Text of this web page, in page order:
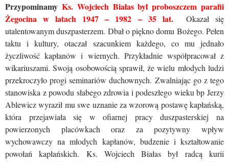
Przypominamy Ks. Wojciech Białas był proboszczem parafii
Żegocina w latach 1947 – 1982 – 35 lat.
Okazał się
utalentowanym duszpasterzem. Dbał o piękno domu Bożego. Pełen
taktu i kultury, otaczał szacunkiem każdego, co mu jednało
życzliwość kapłanów i wiernych. Przykładnie współpracował z
wikariuszami. Swoją osobowością sprawił, że wielu młodych ludzi
przekroczyło progi seminariów duchownych. Zwalniając go z tego
stanowiska z powodu słabego zdrowia i podeszłego wieku bp Jerzy
Ablewicz wyraził mu swe uznanie za wzorową postawę kapłańską,
która przejawiała się w ofiarnej pracy duszpasterskiej na
powierzonych placówkach oraz za pozytywny wpływ
wychowawczy na młodych kapłanów, budzenie i kształtowanie
powołań kapłańskich. Ks. Wojciech Białas był radcą kurii